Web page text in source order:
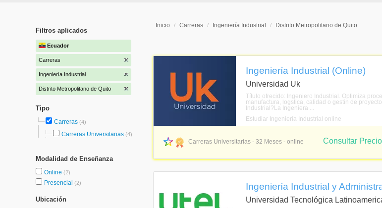
Filtros aplicados
Ecuador
Carreras
Ingeniería Industrial
Distrito Metropolitano de Quito
Tipo
Carreras (4)
Carreras Universitarias (4)
Modalidad de Enseñanza
Online (2)
Presencial (2)
Ubicación
Inicio / Carreras / Ingeniería Industrial / Distrito Metropolitano de Quito
Ingeniería Industrial (Online)
Universidad Uk
Título ofrecido: Ingeniero Industrial. Optimiza
manufactura, logstica, calidad o gestin de
Industrial?La Ingeniera ...
Estudiar Ingeniería Industrial online
Carreras Universitarias - 32 Meses - online Consultar Precio
Ingeniería Industrial y
Universidad Tecnológica